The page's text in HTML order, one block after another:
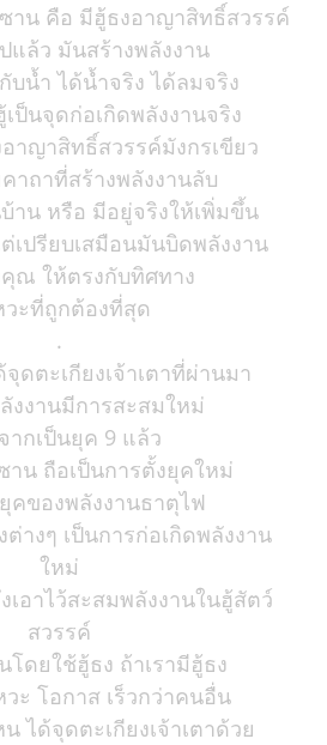
าน คือ มีฮู้ธงอาญาสิทธิ์สวรรค์
แล้ว มันสร้างพลังงาน
บน้ำ ได้น้ำจริง ได้ลมจริง
ป็นจุดก่อเกิดพลังงานจริง
าญาสิทธิ์สวรรค์มังกรเขียว
าถาที่สร้างพลังงานลับ
าน หรือ มีอยู่จริงให้เพิ่มขึ้น
เปรียบเสมือนมันบิดพลังงาน
ณ ให้ตรงกับทิศทาง
วะที่ถูกต้องที่สุด
.
ดตะเกียงเจ้าเตาที่ผ่านมา
งงานมีการสะสมใหม่
ากเป็นยุค 9 แล้ว
าน ถือเป็นการตั้งยุคใหม่
คของพลังงานธาตุไฟ
างๆ เป็นการก่อเกิดพลังงาน
ใหม่
เอาไว้สะสมพลังงานในฮู้สัตว์
สวรรค์
โดยใช้ฮู้ธง ถ้าเรามีฮู้ธง
วะ โอกาส เร็วกว่าคนอื่น
ได้จุดตะเกียงเจ้าเตาด้วย